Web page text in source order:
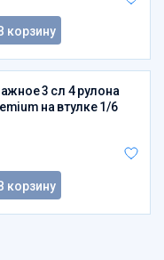
корзину
3 сл 4 рулона
на втулке 1/6
корзину